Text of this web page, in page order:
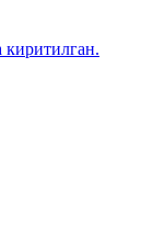
киритилган.